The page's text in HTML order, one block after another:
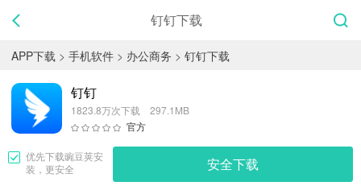
钉钉下载
APP下载 > 手机软件 > 办公商务 > 钉钉下载
钉钉
1823.8万次下载 297.1MB
官方
优先下载豌豆荚安
装，更安全
安全下载